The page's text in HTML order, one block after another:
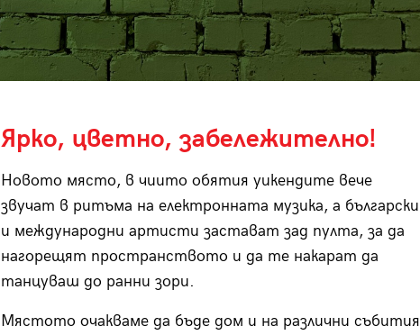
Ярко, цветно, забележително!
Новото място, в чиито обятия уикендите вече
звучат в ритъма на електронната музика, а български
и международни артисти застават зад пулта, за да
нагорещят пространството и да те накарат да
танцуваш до ранни зори.
Мястото очакваме да бъде дом и на различни събития